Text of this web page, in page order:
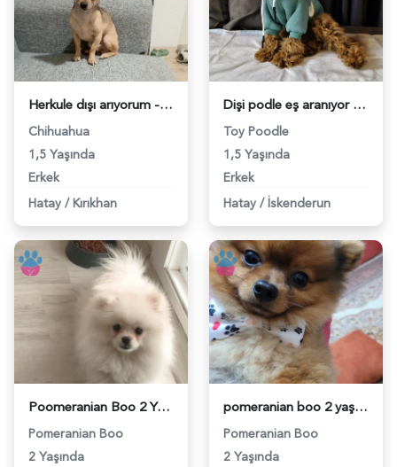
Herkule dışı arıyorum - 118977167
Chihuahua
1,5 Yaşında
Erkek
Hatay / Kırıkhan
Dişi podle eş aranıyor - 118972492
Toy Poodle
1,5 Yaşında
Erkek
Hatay / İskenderun
Poomeranian Boo 2 Yaşında Eş Arıyor - 118970545
Pomeranian Boo
2 Yaşında
pomeranian boo 2 yaşında - 118969343
Pomeranian Boo
2 Yaşında